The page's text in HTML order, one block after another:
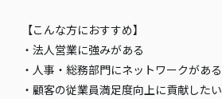
【こんな方におすすめ】
・法人営業に強みがある
・人事・総務部門にネットワークがある
・顧客の従業員満足度向上に貢献したい